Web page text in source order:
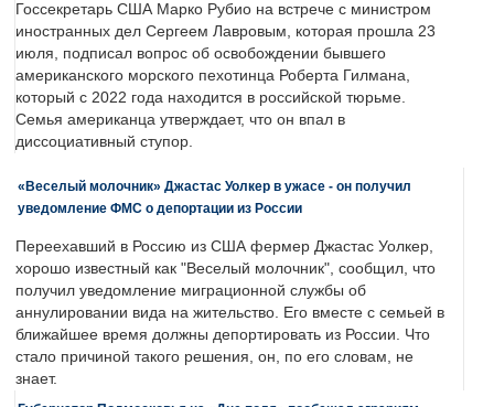
Госсекретарь США Марко Рубио на встрече с министром
иностранных дел Сергеем Лавровым, которая прошла 23
июля, подписал вопрос об освобождении бывшего
американского морского пехотинца Роберта Гилмана,
который с 2022 года находится в российской тюрьме.
Семья американца утверждает, что он впал в
диссоциативный ступор.
«Веселый молочник» Джастас Уолкер в ужасе - он получил
уведомление ФМС о депортации из России
Переехавший в Россию из США фермер Джастас Уолкер,
хорошо известный как "Веселый молочник", сообщил, что
получил уведомление миграционной службы об
аннулировании вида на жительство. Его вместе с семьей в
ближайшее время должны депортировать из России. Что
стало причиной такого решения, он, по его словам, не
знает.